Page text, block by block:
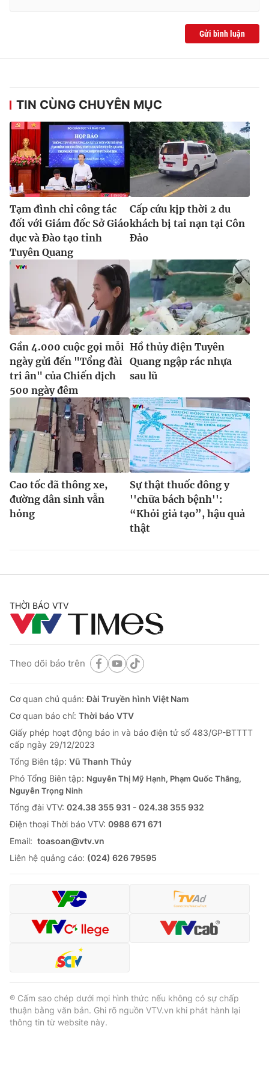
® Cấm sao chép dưới mọi hình thức nếu không có sự chấp
thuận bằng văn bản. Ghi rõ nguồn VTV.vn khi phát hành lại
thông tin từ website này.
Gửi bình luận
TIN CÙNG CHUYÊN MỤC
Tạm đình chỉ công tác
đối với Giám đốc Sở Giáo
dục và Đào tạo tỉnh
Tuyên Quang
Cấp cứu kịp thời 2 du
khách bị tai nạn tại Côn
Đảo
Gần 4.000 cuộc gọi mỗi
ngày gửi đến "Tổng đài
tri ân" của Chiến dịch
500 ngày đêm
Hồ thủy điện Tuyên
Quang ngập rác nhựa
sau lũ
Cao tốc đã thông xe,
đường dân sinh vẫn
hỏng
Sự thật thuốc đông y
''chữa bách bệnh'':
“Khỏi giả tạo”, hậu quả
thật
THỜI BÁO VTV
Theo dõi báo trên
Cơ quan chủ quản:Đài Truyền hình Việt Nam
Cơ quan báo chí: Thời báo VTV
Giấy phép hoạt động báo in và báo điện tử số 483/GP-BTTTT
cấp ngày 29/12/2023
Tổng Biên tập: Vũ Thanh Thủy
Phó Tổng Biên tập: Nguyễn Thị Mỹ Hạnh, Phạm Quốc Thắng,
Nguyễn Trọng Ninh
Tổng đài VTV: 024.38 355 931 - 024.38 355 932
Ðiện thoại Thời báo VTV: 0988 671 671
Email: toasoan@vtv.vn
Liên hệ quảng cáo: (024) 626 79595
® Cấm sao chép dưới mọi hình thức nếu không có sự chấp
thuận bằng văn bản. Ghi rõ nguồn VTV.vn khi phát hành lại
thông tin từ website này.